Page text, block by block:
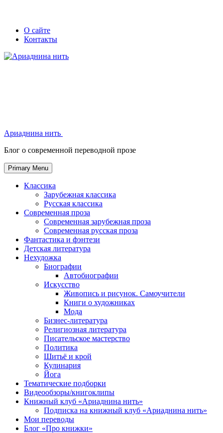
Skip
Secondary
left
navigation
Secondary
right
navigation
О сайте
Контакты
Ариаднина нить
Блог о современной переводной прозе
Primary Menu
Классика
Зарубежная классика
Русская классика
Современная проза
Современная зарубежная проза
Современная русская проза
Фантастика и фэнтези
Детская литература
Нехудожка
Биографии
Автобиографии
Искусство
Живопись и рисунок. Самоучители
Книги о художниках
Мода
Бизнес-литература
Религиозная литература
Писательское мастерство
Политика
Шитьё и крой
Кулинария
Йога
Тематические подборки
Видеообзоры/книгоклипы
Книжный клуб «Ариаднина нить»
Подписка на книжный клуб «Ариаднина нить»
Мои переводы
Блог «Про книжки»